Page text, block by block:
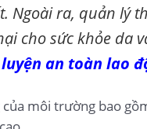
Ngoài ra, quản lý
cho sức khỏe da
an toàn lao